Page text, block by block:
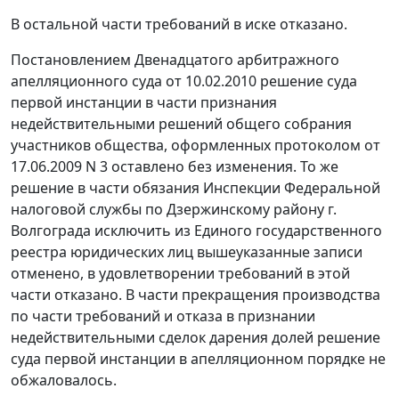
В остальной части требований в иске отказано.
Постановлением Двенадцатого арбитражного
апелляционного суда от 10.02.2010 решение суда
первой инстанции в части признания
недействительными решений общего собрания
участников общества, оформленных протоколом от
17.06.2009 N 3 оставлено без изменения. То же
решение в части обязания Инспекции Федеральной
налоговой службы по Дзержинскому району г.
Волгограда исключить из Единого государственного
реестра юридических лиц вышеуказанные записи
отменено, в удовлетворении требований в этой
части отказано. В части прекращения производства
по части требований и отказа в признании
недействительными сделок дарения долей решение
суда первой инстанции в апелляционном порядке не
обжаловалось.